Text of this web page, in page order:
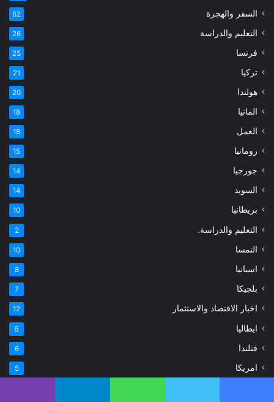
السفر والهجرة 62
التعليم والدراسة 26
فرنسا 25
تركيا 21
هولندا 20
المانيا 18
العمل 18
رومانيا 15
جورجيا 14
السويد 14
بريطانيا 10
التعليم والدراسة. 2
النمسا 10
اسبانيا 8
بلجيكا 7
اخبار الاقتصاد والاستثمار 12
ايطاليا 6
فنلندا 6
امريكا 5